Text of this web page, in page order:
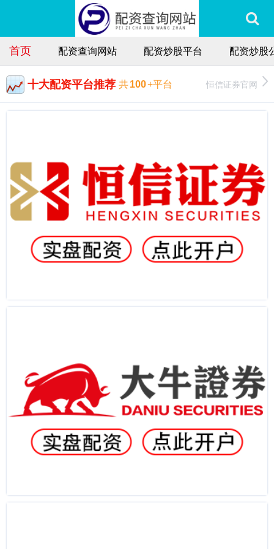
首页 配资查询网站 配资炒股平台 配资炒股
十大配资平台推荐 共100+平台 恒信证券官网